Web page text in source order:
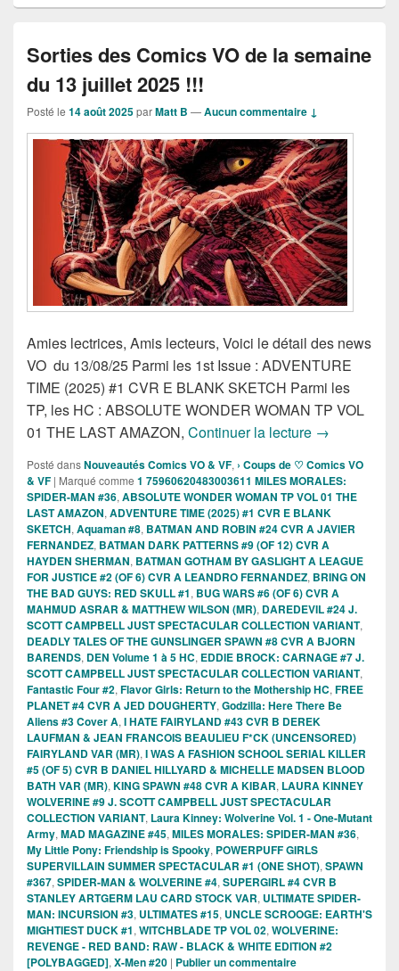
Sorties des Comics VO de la semaine
du 13 juillet 2025 !!!
Posté le 14 août 2025parMatt B —Aucun commentaire ↓
Amies lectrices, Amis lecteurs, Voici le détail des news
VO du 13/08/25 Parmi les 1st Issue : ADVENTURE
TIME (2025) #1 CVR E BLANK SKETCH Parmi les
TP, les HC : ABSOLUTE WONDER WOMAN TP VOL
01 THE LAST AMAZON, Continuer la lecture Sorties des
→
Posté dansNouveautés Comics VO & VF, › Coups de ♡ Comics VO
& VF | Marqué comme 1 75960620483003611 MILES MORALES:
SPIDER-MAN #36, ABSOLUTE WONDER WOMAN TP VOL 01 THE
LAST AMAZON, ADVENTURE TIME (2025) #1 CVR E BLANK
SKETCH, Aquaman #8, BATMAN AND ROBIN #24 CVR A JAVIER
FERNANDEZ, BATMAN DARK PATTERNS #9 (OF 12) CVR A
HAYDEN SHERMAN, BATMAN GOTHAM BY GASLIGHT A LEAGUE
FOR JUSTICE #2 (OF 6) CVR A LEANDRO FERNANDEZ, BRING ON
THE BAD GUYS: RED SKULL #1, BUG WARS #6 (OF 6) CVR A
MAHMUD ASRAR & MATTHEW WILSON (MR), DAREDEVIL #24 J.
SCOTT CAMPBELL JUST SPECTACULAR COLLECTION VARIANT,
DEADLY TALES OF THE GUNSLINGER SPAWN #8 CVR A BJORN
BARENDS, DEN Volume 1 à 5 HC, EDDIE BROCK: CARNAGE #7 J.
SCOTT CAMPBELL JUST SPECTACULAR COLLECTION VARIANT,
Fantastic Four #2, Flavor Girls: Return to the Mothership HC, FREE
PLANET #4 CVR A JED DOUGHERTY, Godzilla: Here There Be
Aliens #3 Cover A, I HATE FAIRYLAND #43 CVR B DEREK
LAUFMAN & JEAN FRANCOIS BEAULIEU F*CK (UNCENSORED)
FAIRYLAND VAR (MR), I WAS A FASHION SCHOOL SERIAL KILLER
#5 (OF 5) CVR B DANIEL HILLYARD & MICHELLE MADSEN BLOOD
BATH VAR (MR), KING SPAWN #48 CVR A KIBAR, LAURA KINNEY
WOLVERINE #9 J. SCOTT CAMPBELL JUST SPECTACULAR
COLLECTION VARIANT, Laura Kinney: Wolverine Vol. 1 - One-Mutant
Army, MAD MAGAZINE #45, MILES MORALES: SPIDER-MAN #36,
My Little Pony: Friendship is Spooky, POWERPUFF GIRLS
SUPERVILLAIN SUMMER SPECTACULAR #1 (ONE SHOT), SPAWN
#367, SPIDER-MAN & WOLVERINE #4, SUPERGIRL #4 CVR B
STANLEY ARTGERM LAU CARD STOCK VAR, ULTIMATE SPIDER-
MAN: INCURSION #3, ULTIMATES #15, UNCLE SCROOGE: EARTH'S
MIGHTIEST DUCK #1, WITCHBLADE TP VOL 02, WOLVERINE:
REVENGE - RED BAND: RAW - BLACK & WHITE EDITION #2
[POLYBAGGED], X-Men #20 | Publier un commentaire